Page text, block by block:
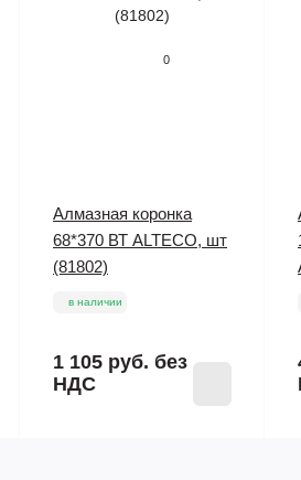
0
Алмазная коронка
68*370 ВТ ALTECO, шт
(81802)
в наличии
1 105 руб. без
НДС